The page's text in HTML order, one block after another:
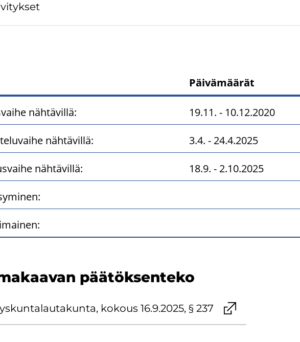
nähtävilläoloajat sekä
Päivämäärät
nähtävillä: 19.11. - 10.12.2020
nähtävillä: 3.4. - 24.4.2025
nähtävillä: 18.9. - 2.10.2025
pää­tök­sen­te­ko
ko­kous 16.9.2025, § 237